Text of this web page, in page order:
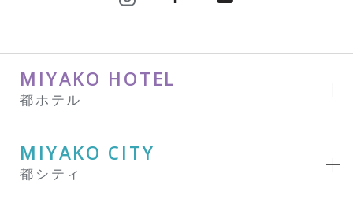
MIYAKO HOTEL
都ホテル
MIYAKO CITY
都シティ